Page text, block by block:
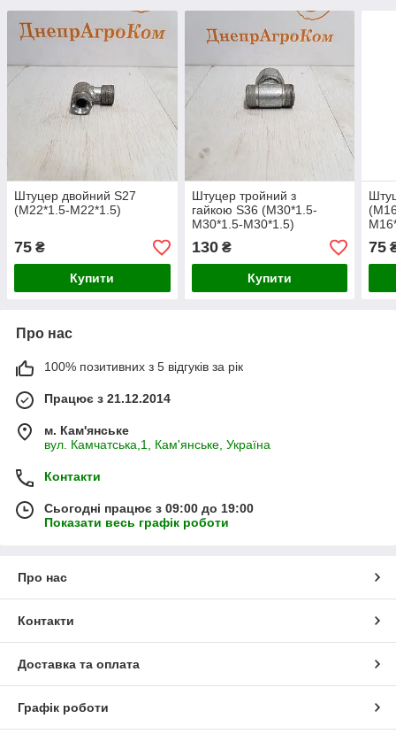
Штуцер двойний S27
(M22*1.5-M22*1.5)
75 ₴
Купити
Штуцер тройний з
гайкою S36 (M30*1.5-
M30*1.5-M30*1.5)
130₴
Купити
75
Про нас
100% позитивних з 5 відгуків за рік
Працює з 21.12.2014
м. Кам'янське
вул. Камчатська,1, Кам'янське, Україна
Контакти
Сьогодні працює з 09:00 до 19:00
Показати весь графік роботи
Про нас
Контакти
Доставка та оплата
Графік роботи